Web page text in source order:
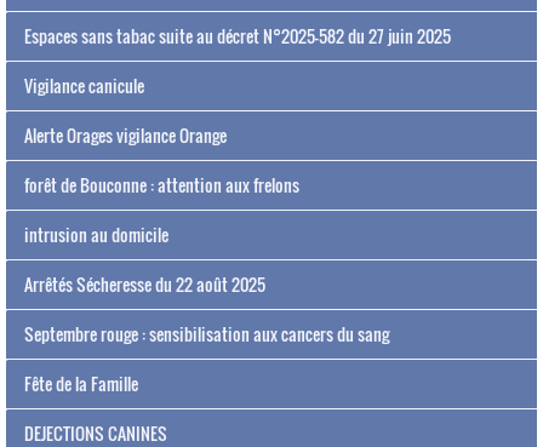
Espaces sans tabac suite au décret N°2025-582 du 27 juin 2025
Vigilance canicule
Alerte Orages vigilance Orange
forêt de Bouconne : attention aux frelons
intrusion au domicile
Arrêtés Sécheresse du 22 août 2025
Septembre rouge : sensibilisation aux cancers du sang
Fête de la Famille
DEJECTIONS CANINES